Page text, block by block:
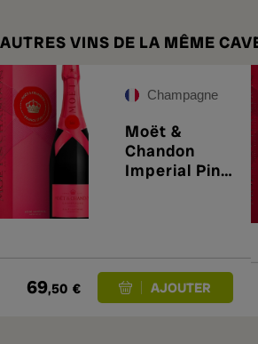
AUTRES VINS DE LA MÊME
Champagne
Moët &
Chandon
Imperial Pink
69,50 €